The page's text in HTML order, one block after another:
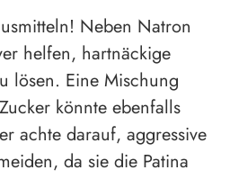
Neben Natron
helfen, hartnäckige
lösen. Eine Mischung
könnte ebenfalls
achte darauf, aggressive
da sie die Patina